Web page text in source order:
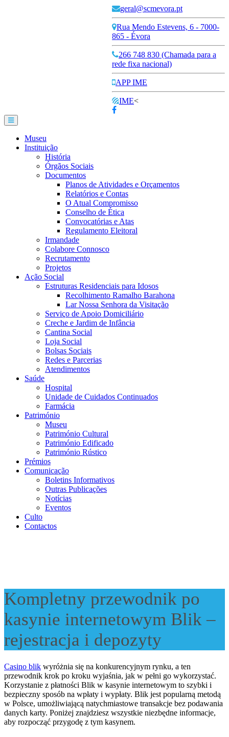
geral@scmevora.pt
Rua Mendo Estevens, 6 - 7000-
865 - Évora
266 748 830 (Chamada para a
rede fixa nacional)
APP IME
IME<
Museu
Instituição
História
Órgãos Sociais
Documentos
Planos de Atividades e Orçamentos
Relatórios e Contas
O Atual Compromisso
Conselho de Ética
Convocatórias e Atas
Regulamento Eleitoral
Irmandade
Colabore Connosco
Recrutamento
Projetos
Ação Social
Estruturas Residenciais para Idosos
Recolhimento Ramalho Barahona
Lar Nossa Senhora da Visitação
Serviço de Apoio Domiciliário
Creche e Jardim de Infância
Cantina Social
Loja Social
Bolsas Sociais
Redes e Parcerias
Atendimentos
Saúde
Hospital
Unidade de Cuidados Continuados
Farmácia
Património
Museu
Património Cultural
Património Edificado
Património Rústico
Prémios
Comunicação
Boletins Informativos
Outras Publicações
Notícias
Eventos
Culto
Contactos
Kompletny przewodnik po
kasynie internetowym Blik –
rejestracja i depozyty
Casino blik wyróżnia się na konkurencyjnym rynku, a ten
przewodnik krok po kroku wyjaśnia, jak w pełni go wykorzystać.
Korzystanie z płatności Blik w kasynie internetowym to szybki i
bezpieczny sposób na wpłaty i wypłaty. Blik jest popularną metodą
w Polsce, umożliwiającą natychmiastowe transakcje bez podawania
danych karty. Poniżej znajdziesz wszystkie niezbędne informacje,
aby rozpocząć przygodę z tym kasynem.